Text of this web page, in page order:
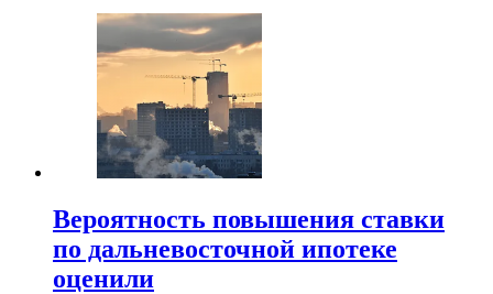
Вероятность повышения ставки
по дальневосточной ипотеке
оценили